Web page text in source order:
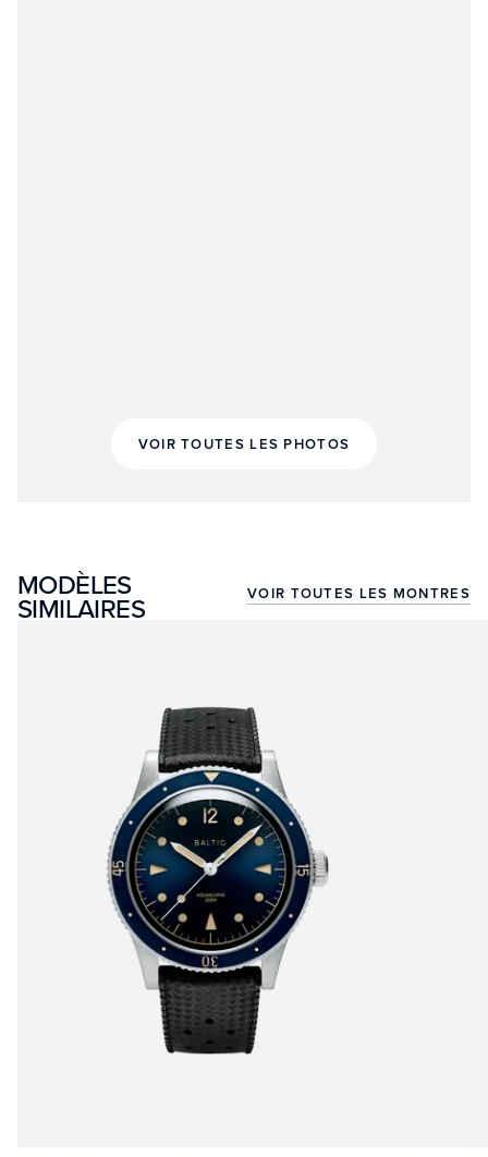
VOIR TOUTES LES PHOTOS
MODÈLES
SIMILAIRES VOIR TOUTES LES MONTRES